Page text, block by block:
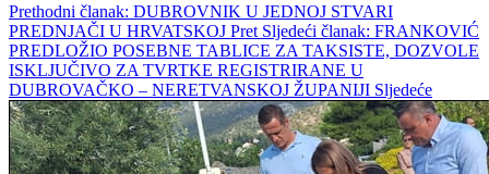
Prethodni članak: DUBROVNIK U JEDNOJ STVARI
PREDNJAČI U HRVATSKOJ Pret Sljedeći članak: FRANKOVIĆ
PREDLOŽIO POSEBNE TABLICE ZA TAKSISTE, DOZVOLE
ISKLJUČIVO ZA TVRTKE REGISTRIRANE U
DUBROVAČKO – NERETVANSKOJ ŽUPANIJI Sljedeće